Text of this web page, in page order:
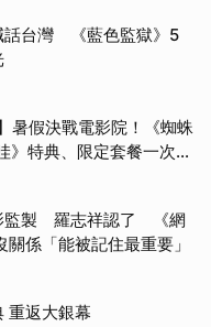
話台灣 《藍色監獄》5
暑假決戰電影院！《蜘蛛
》特典、限定套餐一次
監製 羅志祥認了 《網
係「能被記住最重要」
重返大銀幕